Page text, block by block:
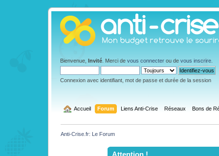
Bienvenue, Invité . Merci de vous connecter ou de vous inscrire
Connexion avec identifiant, mot de passe et durée de la session
Accueil Forum Liens Anti-Crise Réseaux Bons de
Anti-Crise.fr: Le Forum
Attention !